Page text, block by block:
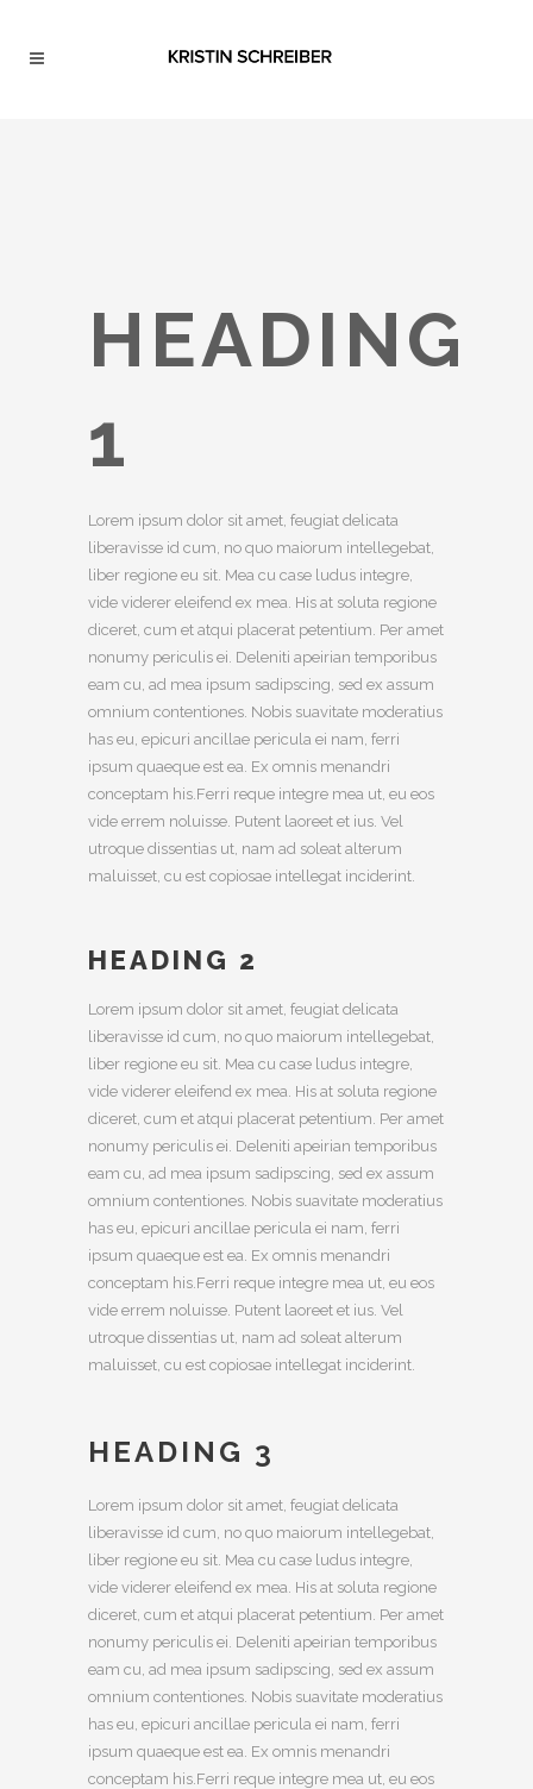
HEADING
1
Lorem ipsum dolor sit amet, feugiat delicata
liberavisse id cum, no quo maiorum intellegebat,
liber regione eu sit. Mea cu case ludus integre,
vide viderer eleifend ex mea. His at soluta regione
diceret, cum et atqui placerat petentium. Per amet
nonumy periculis ei. Deleniti apeirian temporibus
eam cu, ad mea ipsum sadipscing, sed ex assum
omnium contentiones. Nobis suavitate moderatius
has eu, epicuri ancillae pericula ei nam, ferri
ipsum quaeque est ea. Ex omnis menandri
conceptam his.Ferri reque integre mea ut, eu eos
vide errem noluisse. Putent laoreet et ius. Vel
utroque dissentias ut, nam ad soleat alterum
maluisset, cu est copiosae intellegat inciderint.
HEADING 2
Lorem ipsum dolor sit amet, feugiat delicata
liberavisse id cum, no quo maiorum intellegebat,
liber regione eu sit. Mea cu case ludus integre,
vide viderer eleifend ex mea. His at soluta regione
diceret, cum et atqui placerat petentium. Per amet
nonumy periculis ei. Deleniti apeirian temporibus
eam cu, ad mea ipsum sadipscing, sed ex assum
omnium contentiones. Nobis suavitate moderatius
has eu, epicuri ancillae pericula ei nam, ferri
ipsum quaeque est ea. Ex omnis menandri
conceptam his.Ferri reque integre mea ut, eu eos
vide errem noluisse. Putent laoreet et ius. Vel
utroque dissentias ut, nam ad soleat alterum
maluisset, cu est copiosae intellegat inciderint.
HEADING 3
Lorem ipsum dolor sit amet, feugiat delicata
liberavisse id cum, no quo maiorum intellegebat,
liber regione eu sit. Mea cu case ludus integre,
vide viderer eleifend ex mea. His at soluta regione
diceret, cum et atqui placerat petentium. Per amet
nonumy periculis ei. Deleniti apeirian temporibus
eam cu, ad mea ipsum sadipscing, sed ex assum
omnium contentiones. Nobis suavitate moderatius
has eu, epicuri ancillae pericula ei nam, ferri
ipsum quaeque est ea. Ex omnis menandri
conceptam his.Ferri reque integre mea ut, eu eos